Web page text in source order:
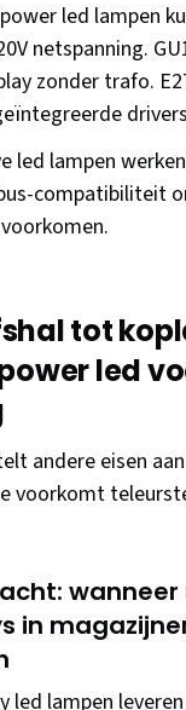
led lampen
netspanning.
zonder trafo.
led lampen
compatibiliteit
tot
led
andere eisen
voorkomt
wanneer
in
led lampen